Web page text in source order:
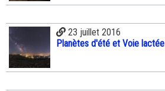
23 juillet 2016
Planètes d'été et Voie lactée